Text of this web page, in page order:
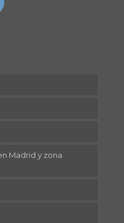
Madrid y zona